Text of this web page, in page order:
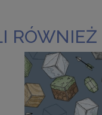
RÓWNIEŻ